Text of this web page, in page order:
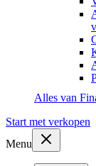
Alles van
Start met verkopen
Menu